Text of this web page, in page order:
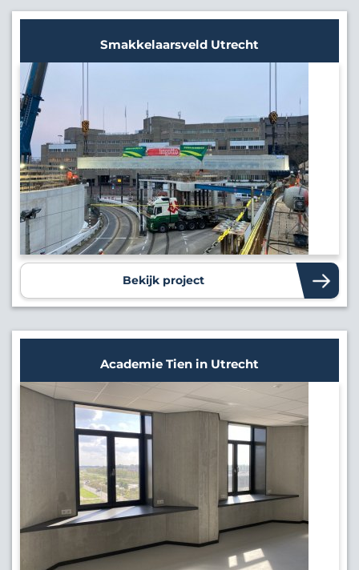
Smakkelaarsveld Utrecht
Bekijk project
Academie Tien in Utrecht